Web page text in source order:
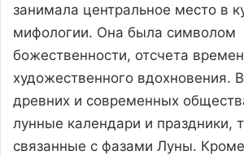
занимала центральное место в
мифологии. Она была символом
божественности, отсчета
художественного вдохновения.
древних и современных
лунные календари и праздники,
связанные с фазами Луны.